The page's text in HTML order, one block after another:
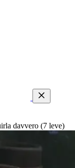
davvero (7 leve)